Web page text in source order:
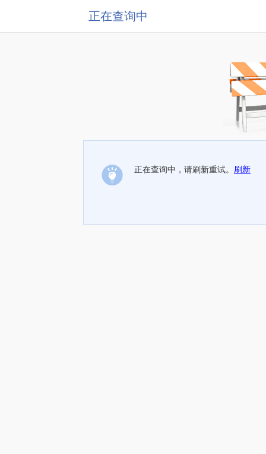
正在查询中
正在查询中，请刷新重试。 刷新